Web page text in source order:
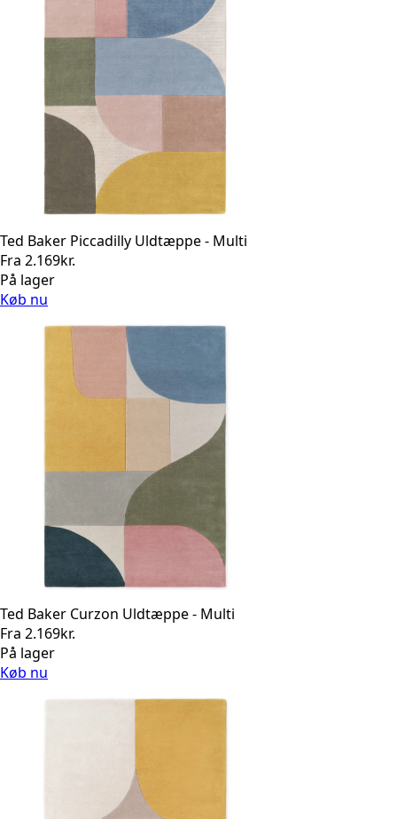
Ted Baker Piccadilly Uldtæppe - Multi
Fra 2.169kr.
På lager
Køb nu
Ted Baker Curzon Uldtæppe - Multi
Fra 2.169kr.
På lager
Køb nu